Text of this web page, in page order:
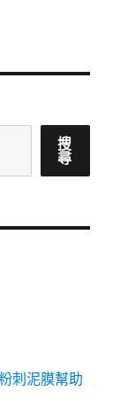
搜
尋
刺泥膜幫助